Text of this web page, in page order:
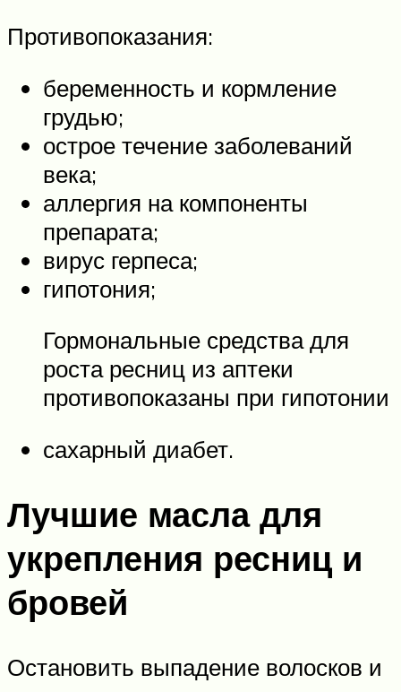
Противопоказания:
беременность и кормление
грудью;
острое течение заболеваний
века;
аллергия на компоненты
препарата;
вирус герпеса;
гипотония;
Гормональные средства для
роста ресниц из аптеки
противопоказаны при гипотонии
сахарный диабет.
Лучшие масла для
укрепления ресниц и
бровей
Остановить выпадение волосков и